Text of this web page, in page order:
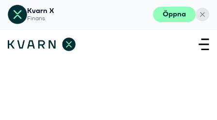
Kvarn X
Finans Öppna